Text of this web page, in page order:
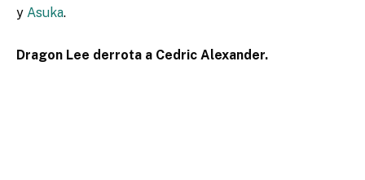
y Asuka.
Dragon Lee derrota a Cedric Alexander.